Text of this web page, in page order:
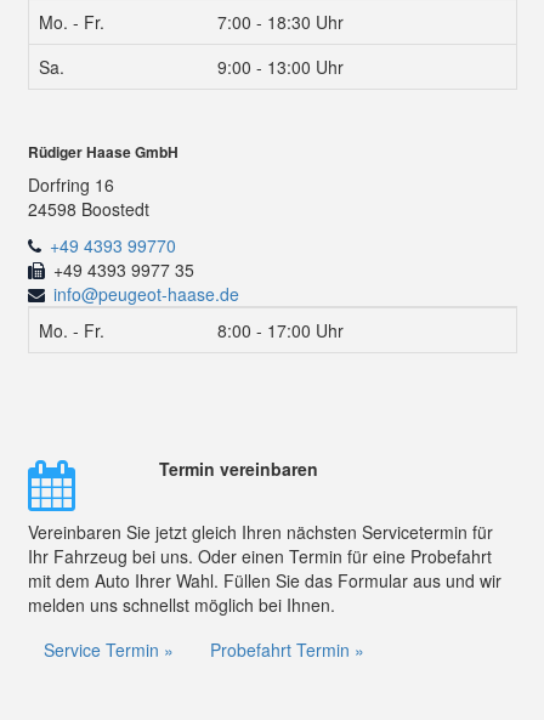
Mo. - Fr.
7:00 - 18:30 Uhr
Sa.
9:00 - 13:00 Uhr
Rüdiger Haase GmbH
Dorfring 16
24598 Boostedt
+49 4393 99770
+49 4393 9977 35
info@peugeot-haase.de
Mo. - Fr.
8:00 - 17:00 Uhr
Termin vereinbaren
Vereinbaren Sie jetzt gleich Ihren nächsten Servicetermin für
Ihr Fahrzeug bei uns. Oder einen Termin für eine Probefahrt
mit dem Auto Ihrer Wahl. Füllen Sie das Formular aus und wir
melden uns schnellst möglich bei Ihnen.
Service Termin »
Probefahrt Termin »